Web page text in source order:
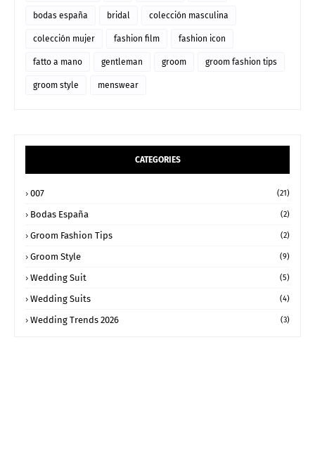
bodas españa bridal colección masculina
colección mujer fashion film fashion icon
fatto a mano gentleman groom groom fashion tips
groom style menswear
CATEGORIES
007 (21)
Bodas España (2)
Groom Fashion Tips (2)
Groom Style (9)
Wedding Suit (5)
Wedding Suits (4)
Wedding Trends 2026 (3)